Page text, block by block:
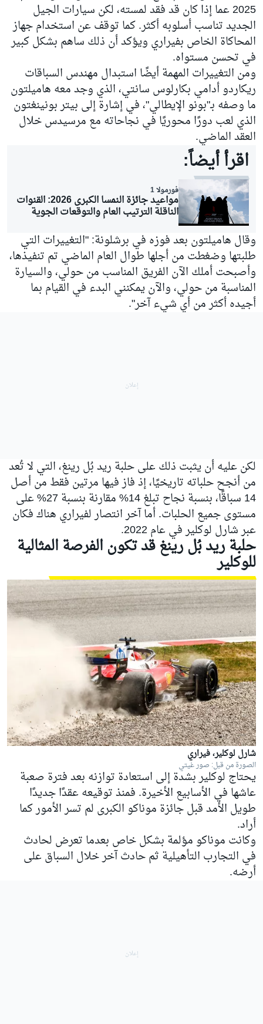
2025 عما إذا كان قد فقد لمسته، لكن سيارات الجيل
الجديد تناسب أسلوبه أكثر. كما توقف عن استخدام جهاز
المحاكاة الخاص بفيراري ويؤكد أن ذلك ساهم بشكل كبير
في تحسن مستواه.
ومن التغييرات المهمة أيضًا استبدال مهندس السباقات
ريكاردو أدامي بكارلوس سانتي، الذي وجد معه هاميلتون
ما وصفه بـ"بونو الإيطالي"، في إشارة إلى بيتر بونينغتون
الذي لعب دورًا محوريًا في نجاحاته مع مرسيدس خلال
العقد الماضي.
اقرأ أيضاً:
فورمولا 1
مواعيد جائزة النمسا الكبرى 2026: القنوات
الناقلة الترتيب العام والتوقعات الجوية
وقال هاميلتون بعد فوزه في برشلونة: "التغييرات التي
طلبتها وضغطت من أجلها طوال العام الماضي تم تنفيذها،
وأصبحت أملك الآن الفريق المناسب من حولي، والسيارة
المناسبة من حولي، والآن يمكنني البدء في القيام بما
أجيده أكثر من أي شيء آخر".
لكن عليه أن يثبت ذلك على حلبة ريد بُل رينغ، التي لا تُعد
من أنجح حلباته تاريخيًا، إذ فاز فيها مرتين فقط من أصل
14 سباقًا، بنسبة نجاح تبلغ 14% مقارنة بنسبة 27% على
مستوى جميع الحلبات. أما آخر انتصار لفيراري هناك فكان
عبرشارل لوكليرفي عام 2022.
حلبة ريد بُل رينغ قد تكون الفرصة المثالية
للوكلير
شارل لوكلير، فيراري
الصورة من قبل: صور غيتي
يحتاج لوكلير بشدة إلى استعادة توازنه بعد فترة صعبة
عاشها في الأسابيع الأخيرة. فمنذ توقيعه عقدًا جديدًا
طويل الأمد قبل جائزة موناكو الكبرى لم تسر الأمور كما
أراد.
وكانت موناكو مؤلمة بشكل خاص بعدما تعرض لحادث
في التجارب التأهيلية ثم حادث آخر خلال السباق على
أرضه.